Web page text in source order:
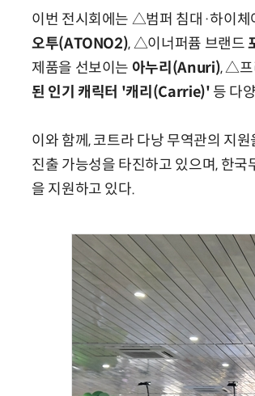
이번 전시회에는 △범퍼 침대·하이체
오투(ATONO2), △이너퍼퓸 브랜드
제품을 선보이는 아누리(Anuri), △프
된 인기 캐릭터 '캐리(Carrie)' 등 다
이와 함께, 코트라 다낭 무역관의 지
진출 가능성을 타진하고 있으며, 한
을 지원하고 있다.